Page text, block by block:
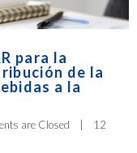
para la
de la
a la
are Closed
12